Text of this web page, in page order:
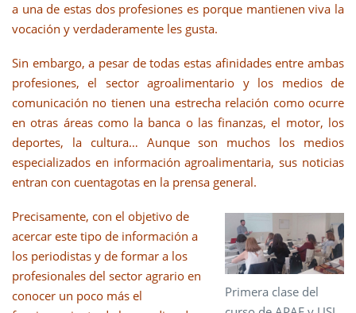
a una de estas dos profesiones es porque mantienen viva la
vocación y verdaderamente les gusta.
Sin embargo, a pesar de todas estas afinidades entre ambas
profesiones, el sector agroalimentario y los medios de
comunicación no tienen una estrecha relación como ocurre
en otras áreas como la banca o las finanzas, el motor, los
deportes, la cultura… Aunque son muchos los medios
especializados en información agroalimentaria, sus noticias
entran con cuentagotas en la prensa general.
Primera clase del
Precisamente, con el objetivo de
acercar este tipo de información a
los periodistas y de formar a los
profesionales del sector agrario en
conocer un poco más el